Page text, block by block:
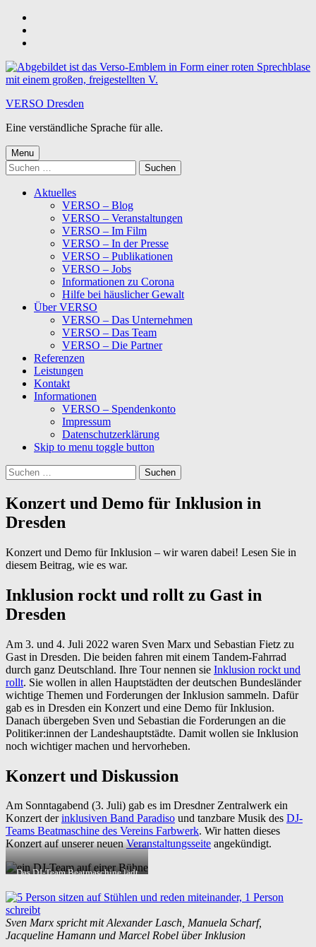
content
footer
VERSO Dresden
Eine verständliche Sprache für alle.
Menu
Suchen
nach:
Aktuelles
VERSO – Blog
VERSO – Veranstaltungen
VERSO – Im Film
VERSO – In der Presse
VERSO – Publikationen
VERSO – Jobs
Informationen zu Corona
Hilfe bei häuslicher Gewalt
Über VERSO
VERSO – Das Unternehmen
VERSO – Das Team
VERSO – Die Partner
Referenzen
Leistungen
Kontakt
Informationen
VERSO – Spendenkonto
Impressum
Datenschutzerklärung
Skip to menu toggle button
Suchen
nach:
Konzert und Demo für Inklusion in
Dresden
Konzert und Demo für Inklusion – wir waren dabei! Lesen Sie in
diesem Beitrag, wie es war.
Inklusion rockt und rollt zu Gast in
Dresden
Am 3. und 4. Juli 2022 waren Sven Marx und Sebastian Fietz zu
Gast in Dresden. Die beiden fahren mit einem Tandem-Fahrrad
durch ganz Deutschland. Ihre Tour nennen sie Inklusion rockt und
rollt. Sie wollen in allen Hauptstädten der deutschen Bundesländer
wichtige Themen und Forderungen der Inklusion sammeln. Dafür
gab es in Dresden ein Konzert und eine Demo für Inklusion.
Danach übergeben Sven und Sebastian die Forderungen an die
Politiker:innen der Landeshauptstädte. Damit wollen sie Inklusion
noch wichtiger machen und hervorheben.
Konzert und Diskussion
Am Sonntagabend (3. Juli) gab es im Dresdner Zentralwerk ein
Konzert derinklusiven Band Paradiso und tanzbare Musik des DJ-
Teams Beatmaschine des Vereins Farbwerk. Wir hatten dieses
Konzert auf unserer neuenVeranstaltungsseite angekündigt.
Das DJ-Team Beatmaschine lädt
Sven Marx spricht mit Alexander Lasch, Manuela Scharf,
Jacqueline Hamann und Marcel Robel über Inklusion